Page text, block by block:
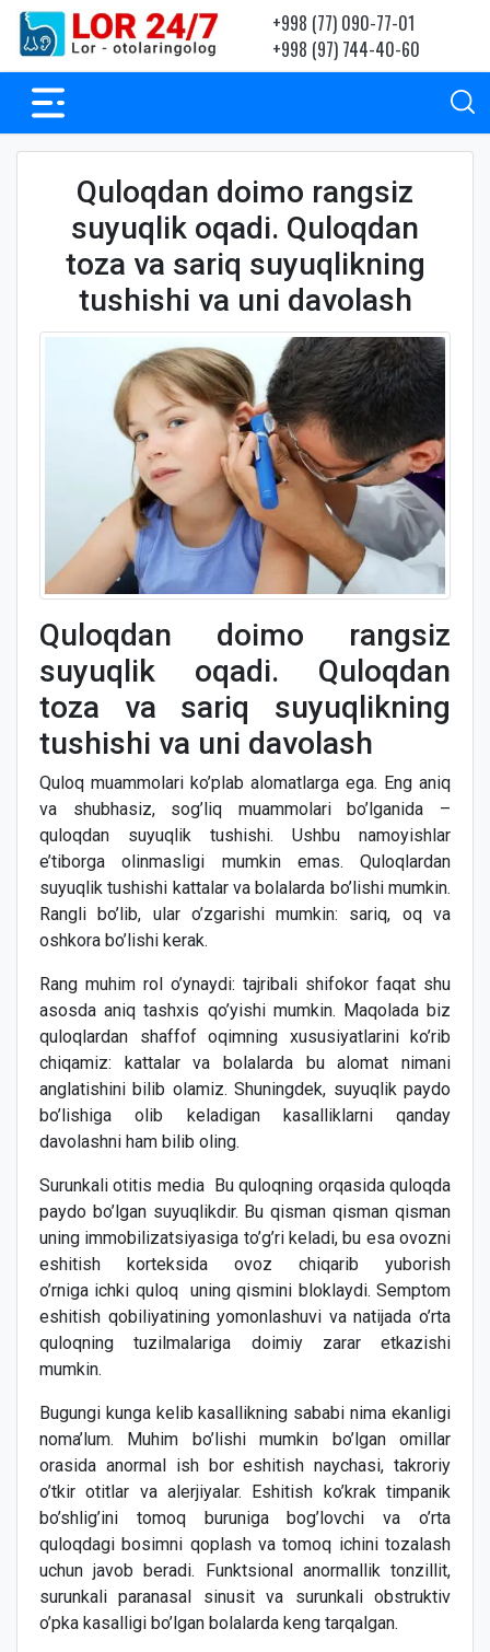
+998 (77) 090-77-01
+998 (97) 744-40-60
Quloqdan doimo rangsiz
suyuqlik oqadi. Quloqdan
toza va sariq suyuqlikning
tushishi va uni davolash
Quloqdan doimo rangsiz
suyuqlik oqadi. Quloqdan
toza va sariq suyuqlikning
tushishi va uni davolash
Quloq muammolari ko’plab alomatlarga ega. Eng aniq
va shubhasiz, sog’liq muammolari bo’lganida –
quloqdan suyuqlik tushishi. Ushbu namoyishlar
e’tiborga olinmasligi mumkin emas. Quloqlardan
suyuqlik tushishi kattalar va bolalarda bo’lishi mumkin.
Rangli bo’lib, ular o’zgarishi mumkin: sariq, oq va
oshkora bo’lishi kerak.
Rang muhim rol o’ynaydi: tajribali shifokor faqat shu
asosda aniq tashxis qo’yishi mumkin. Maqolada biz
quloqlardan shaffof oqimning xususiyatlarini ko’rib
chiqamiz: kattalar va bolalarda bu alomat nimani
anglatishini bilib olamiz. Shuningdek, suyuqlik paydo
bo’lishiga olib keladigan kasalliklarni qanday
davolashni ham bilib oling.
Surunkali otitis media Bu quloqning orqasida quloqda
paydo bo’lgan suyuqlikdir. Bu qisman qisman qisman
uning immobilizatsiyasiga to’g’ri keladi, bu esa ovozni
eshitish korteksida ovoz chiqarib yuborish
o’rniga ichki quloq uning qismini bloklaydi. Semptom
eshitish qobiliyatining yomonlashuvi va natijada o’rta
quloqning tuzilmalariga doimiy zarar etkazishi
mumkin.
Bugungi kunga kelib kasallikning sababi nima ekanligi
noma’lum. Muhim bo’lishi mumkin bo’lgan omillar
orasida anormal ish bor eshitish naychasi, takroriy
o’tkir otitlar va alerjiyalar. Eshitish ko’krak timpanik
bo’shlig’ini tomoq buruniga bog’lovchi va o’rta
quloqdagi bosimni qoplash va tomoq ichini tozalash
uchun javob beradi. Funktsional anormallik tonzillit,
surunkali paranasal sinusit va surunkali obstruktiv
o’pka kasalligi bo’lgan bolalarda keng tarqalgan.